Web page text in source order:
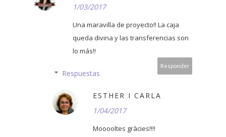
1/03/2017
Una maravilla de proyecto!! La caja
queda divina y las transferencias son
lo más!!
Responder
Respuestas
ESTHER I CARLA
1/04/2017
Mooooltes gràcies!!!!